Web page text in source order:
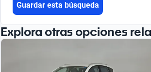
Guardar esta búsqueda
Explora otras opciones